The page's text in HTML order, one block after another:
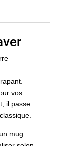
vos
il passe
mug